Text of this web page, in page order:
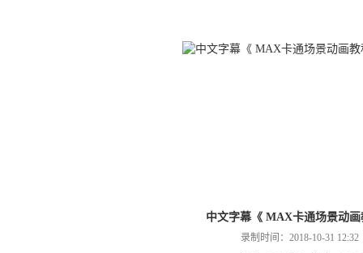
中文字幕《 MAX卡通场景动画
录制时间：2018-10-31 12:32